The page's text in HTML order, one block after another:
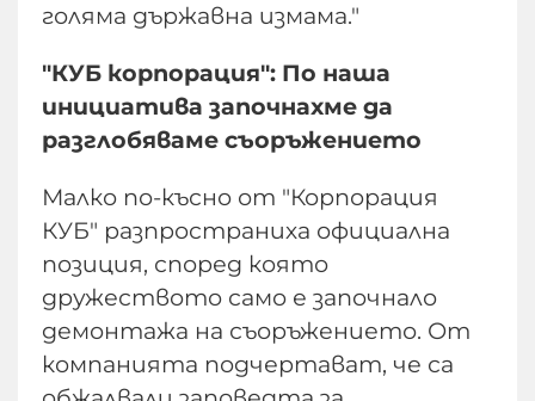
голяма държавна измама."
"КУБ корпорация": По наша
инициатива започнахме да
разглобяваме съоръжението
Малко по-късно от "Корпорация
КУБ" разпространиха официална
позиция, според която
дружеството само е започнало
демонтажа на съоръжението. От
компанията подчертават, че са